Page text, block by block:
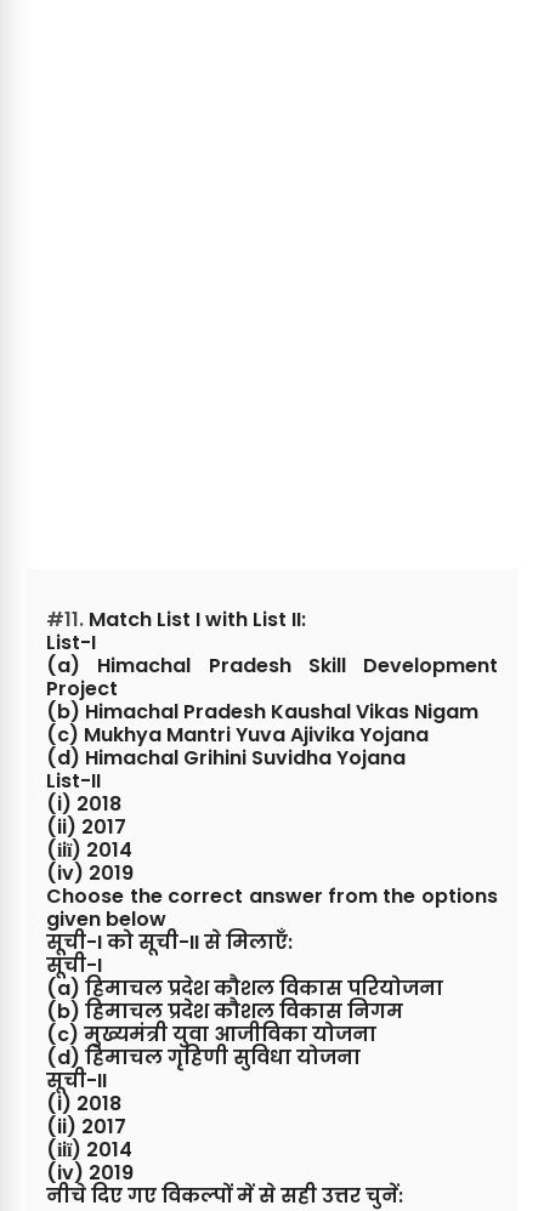
#11. Match List I with List II:
List-I
(a) Himachal Pradesh Skill Development
Project
(b) Himachal Pradesh Kaushal Vikas Nigam
(c) Mukhya Mantri Yuva Ajivika Yojana
(d) Himachal Grihini Suvidha Yojana
List-II
(i) 2018
(ii) 2017
(іiї) 2014
(iv) 2019
Choose the correct answer from the options
given below
सूची-I को सूची-II से मिलाएँ:
सूची-I
(a) हिमाचल प्रदेश कौशल विकास परियोजना
(b) हिमाचल प्रदेश कौशल विकास निगम
(c) मुख्यमंत्री युवा आजीविका योजना
(d) हिमाचल गृहिणी सुविधा योजना
सूची-II
(i) 2018
(ii) 2017
(іiї) 2014
(iv) 2019
नीचे दिए गए विकल्पों में से सही उत्तर चुनें: